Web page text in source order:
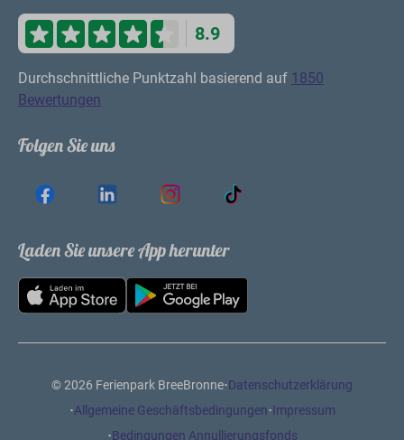
8.9
Durchschnittliche Punktzahl basierend auf 1850
Bewertungen
Folgen Sie uns
Laden Sie unsere App herunter
© 2026 Ferienpark BreeBronne·Datenschutzerklärung
·Allgemeine Geschäftsbedingungen·Impressum
·Bedingungen Annullierungsfonds